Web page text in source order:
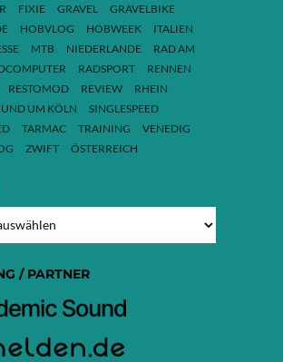
FIXIE GRAVEL
GRAVELBIKE
HOBVLOG HOBWEEK
ITALIEN
MTB NIEDERLANDE
RAD AM
RADSPORT
RENNEN
RESTOMOD REVIEW
RHEIN
UM KÖLN
SINGLESPEED
TARMAC TRAINING
VENEDIG
ZWIFT ÖSTERREICH
/ PARTNER